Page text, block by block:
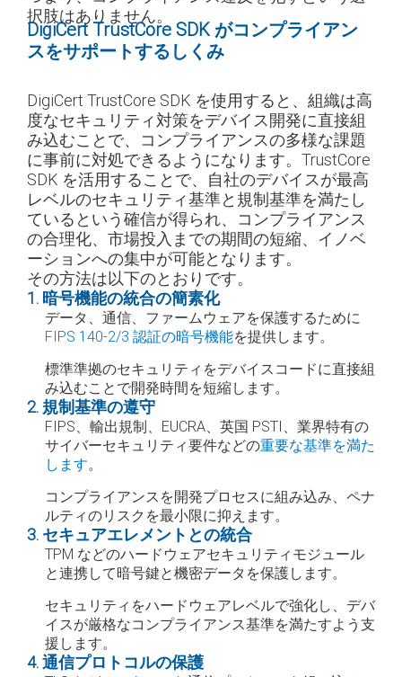
択肢はありません。
DigiCert TrustCore SDK がコンプライアン
スをサポートするしくみ
DigiCert TrustCore SDK を使用すると、組織は高
度なセキュリティ対策をデバイス開発に直接組
み込むことで、コンプライアンスの多様な課題
に事前に対処できるようになります。TrustCore
SDK を活用することで、自社のデバイスが最高
レベルのセキュリティ基準と規制基準を満たし
ているという確信が得られ、コンプライアンス
の合理化、市場投入までの期間の短縮、イノベ
ーションへの集中が可能となります。
その方法は以下のとおりです。
1. 暗号機能の統合の簡素化
データ、通信、ファームウェアを保護するために
FIPS 140-2/3 認証の暗号機能を提供します。
標準準拠のセキュリティをデバイスコードに直接組
み込むことで開発時間を短縮します。
2. 規制基準の遵守
FIPS、輸出規制、EUCRA、英国 PSTI、業界特有の
サイバーセキュリティ要件などの重要な基準を満た
します。
コンプライアンスを開発プロセスに組み込み、ペナ
ルティのリスクを最小限に抑えます。
3. セキュアエレメントとの統合
TPM などのハードウェアセキュリティモジュール
と連携して暗号鍵と機密データを保護します。
セキュリティをハードウェアレベルで強化し、デバ
イスが厳格なコンプライアンス基準を満たすよう支
援します。
4. 通信プロトコルの保護